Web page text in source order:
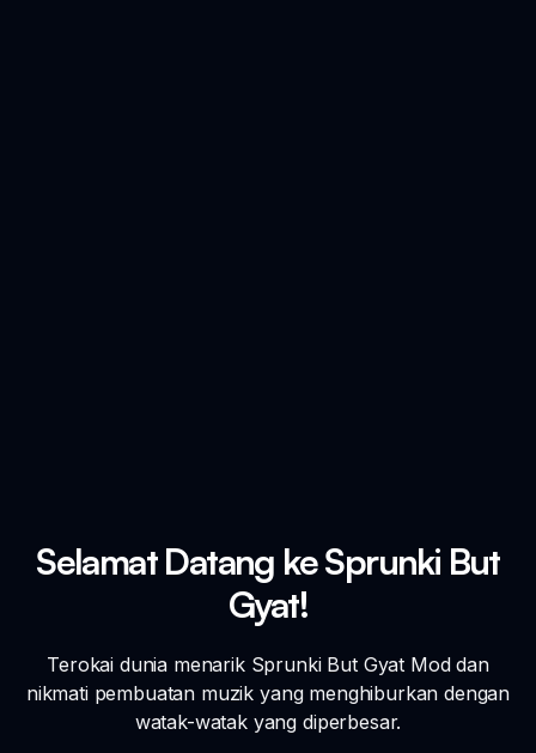
Selamat Datang ke Sprunki But
Gyat!
Terokai dunia menarik Sprunki But Gyat Mod dan
nikmati pembuatan muzik yang menghiburkan dengan
watak-watak yang diperbesar.